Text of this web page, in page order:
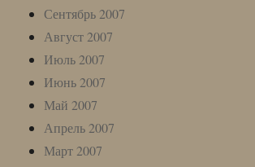
Сентябрь 2007
Август 2007
Июль 2007
Июнь 2007
Май 2007
Апрель 2007
Март 2007